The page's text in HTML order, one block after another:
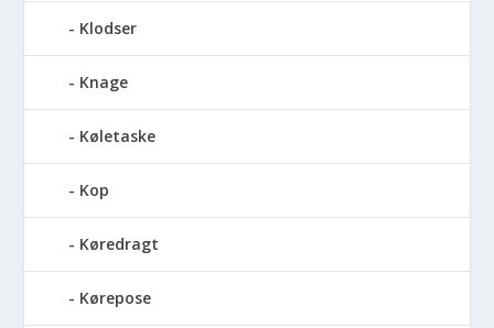
Klodser
Knage
Køletaske
Kop
Køredragt
Kørepose